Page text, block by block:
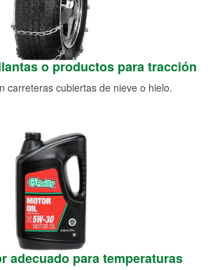
o productos para tracción
carreteras cubiertas de nieve o hielo.
adecuado para temperaturas